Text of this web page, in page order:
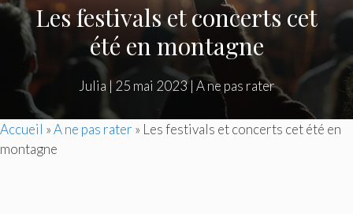
Les festivals et concerts cet
été en montagne
Julia | 25 mai 2023| A ne pas rater
Accueil »A ne pas rater » Les festivals et concerts cet été en
montagne